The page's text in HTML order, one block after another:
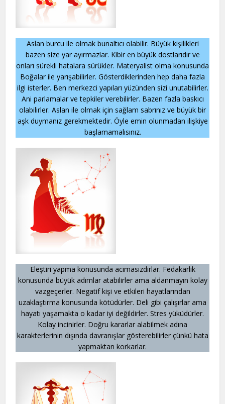
Aslan burcu ile olmak bunaltıcı olabilir. Büyük kişilikleri
bazen size yar ayırmazlar. Kibir en büyük dostlarıdır ve
onları sürekli hatalara sürükler. Materyalist olma konusunda
Boğalar ile yarışabilirler. Gösterdiklerinden hep daha fazla
ilgi isterler. Ben merkezci yapıları yüzünden sizi unutabilirler.
Ani parlamalar ve tepkiler verebilirler. Bazen fazla baskıcı
olabilirler. Aslan ile olmak için sağlam sabrınız ve büyük bir
aşk duymanız gerekmektedir. Öyle emin olunmadan ilişkiye
başlamamalısınız.
Eleştiri yapma konusunda acımasızdırlar. Fedakarlık
konusunda büyük adımlar atabilirler ama aldanmayın kolay
vazgeçerler. Negatif kişi ve etkileri hayatlarından
uzaklaştırma konusunda kötüdürler. Deli gibi çalışırlar ama
hayatı yaşamakta o kadar iyi değildirler. Stres yüküdürler.
Kolay incinirler. Doğru kararlar alabilmek adına
karakterlerinin dışında davranışlar gösterebilirler çünkü hata
yapmaktan korkarlar.